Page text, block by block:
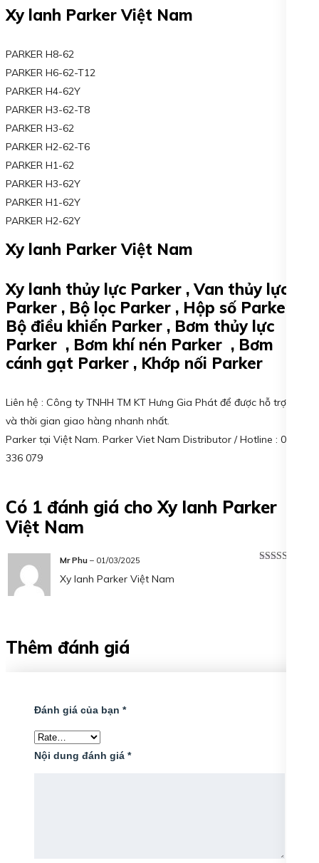
Xy lanh Parker Việt Nam
PARKER H8-62
PARKER H6-62-T12
PARKER H4-62Y
PARKER H3-62-T8
PARKER H3-62
PARKER H2-62-T6
PARKER H1-62
PARKER H3-62Y
PARKER H1-62Y
PARKER H2-62Y
Xy lanh Parker Việt Nam
Xy lanh thủy lực Parker , Van thủy lực
Parker , Bộ lọc Parker , Hộp số Parker ,
Bộ điều khiển Parker , Bơm thủy lực
Parker , Bơm khí nén Parker , Bơm
cánh gạt Parker , Khớp nối Parker
Liên hệ : Công ty TNHH TM KT Hưng Gia Phát để được hỗ trợ giá
và thời gian giao hàng nhanh nhất.
Parker tại Việt Nam. Parker Viet Nam Distributor / Hotline : 0938
336 079
Có 1 đánh giá cho Xy lanh Parker
Việt Nam
Mr Phu – 01/03/2025
Xy lanh Parker Việt Nam
Thêm đánh giá
Đánh giá của bạn *
Nội dung đánh giá *